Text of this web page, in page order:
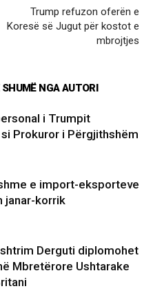
Trump refuzon oferën e
Koresë së Jugut për kostot e
mbrojtjes
SHUMË NGA AUTORI
i Trumpit
Prokuror i Përgjithshëm
e import-eksporteve
janar-korrik
Derguti diplomohet
Mbretërore Ushtarake